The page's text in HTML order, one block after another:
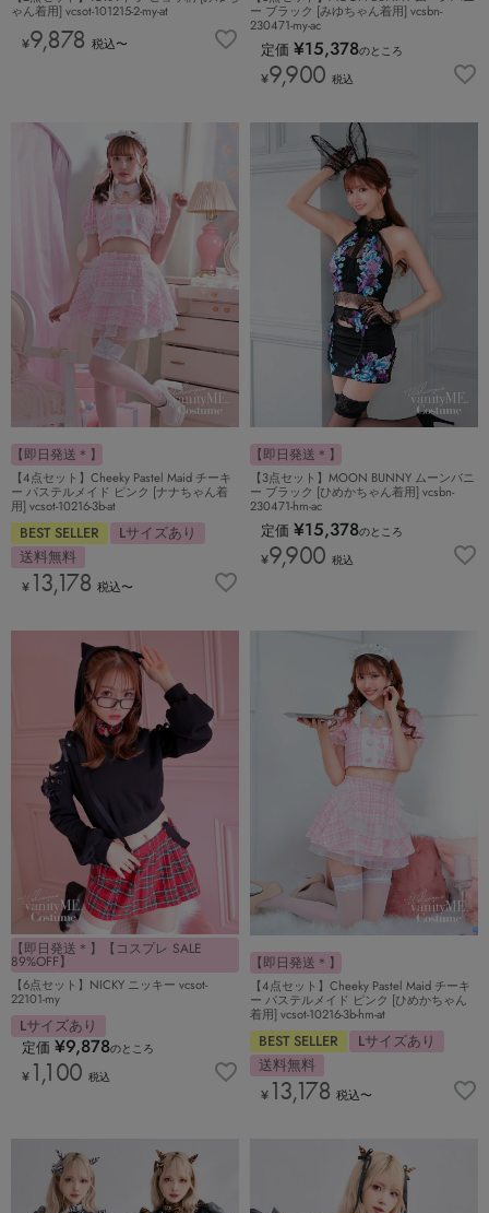
ゃん着用] vcsot-101215-2-my-at
¥9,878 税込〜
ー ブラック [みゆちゃん着用] vcsbn-
230471-my-ac
定価 ¥15,378のところ
¥9,900 税込
【即日発送＊】
【4点セット】Cheeky Pastel Maid チーキ
ー パステルメイド ピンク [ナナちゃん着
用] vcsot-10216-3b-at
BEST SELLER
Lサイズあり
送料無料
¥ 13,178 税込〜
【即日発送＊】
【3点セット】MOON BUNNY ムーンバニ
ー ブラック [ひめかちゃん着用] vcsbn-
230471-hm-ac
定価 ¥15,378のところ
¥9,900 税込
【即日発送＊】【コスプレ SALE
89%OFF】
【6点セット】NICKY ニッキー vcsot-
22101-my
Lサイズあり
定価 ¥9,878のところ
¥ 1,100 税込
【即日発送＊】
【4点セット】Cheeky Pastel Maid チーキ
ー パステルメイド ピンク [ひめかちゃん
着用] vcsot-10216-3b-hm-at
BEST SELLER
Lサイズあり
送料無料
¥ 13,178 税込〜